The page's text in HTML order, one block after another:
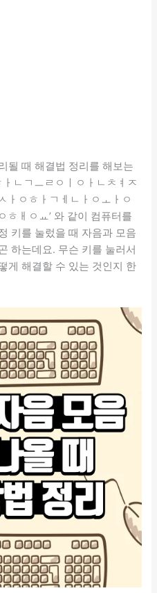
될 때 해결법 정리를 해보는
ㄴㄱㅡㄹㅇㅣㅇㅏㄴㅊㅕㅈ
ㅏㅇㅎㅏㄱㅔㄴㅏㅇㅗㅏㅇ
ㅎㅐㅇㅛ’ 와 같이 컴퓨터를
키를 눌렀을 때 자음과 모음
하는데요. 무슨 키를 눌러서
게 해결할 수 있는 것인지 한